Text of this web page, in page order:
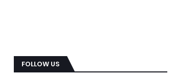
FOLLOW US